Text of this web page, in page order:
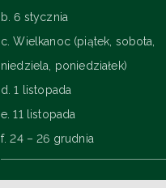
b. 6 stycznia
c. Wielkanoc (piątek, sobota,
niedziela, poniedziałek)
d. 1 listopada
e. 11 listopada
f. 24 – 26 grudnia